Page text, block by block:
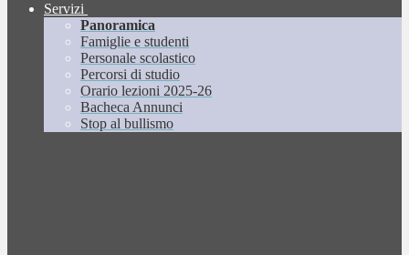
Servizi
Panoramica
Famiglie e studenti
Personale scolastico
Percorsi di studio
Orario lezioni 2025-26
Bacheca Annunci
Stop al bullismo